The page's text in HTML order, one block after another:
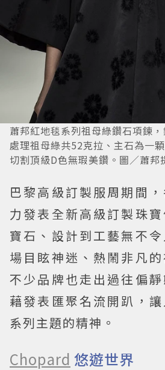
蕭邦紅地毯系列祖母綠鑽石項鍊
處理祖母綠共52克拉、主石為一
切割頂級D色無瑕美鑽。圖／蕭邦
巴黎高級訂製服周期間
力發表全新高級訂製珠寶
寶石、設計到工藝無不
場目眩神迷、熱鬧非凡的
不少品牌也走出過往偏靜
藉發表匯聚名流開趴，
系列主題的精神。
Chopard 悠遊世界